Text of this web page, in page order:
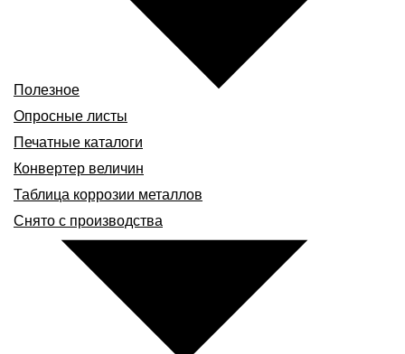
Полезное
Опросные листы
Печатные каталоги
Конвертер величин
Таблица коррозии металлов
Снято с производства